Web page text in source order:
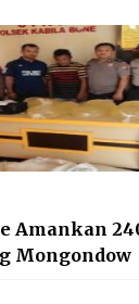
Amankan
Mongondow